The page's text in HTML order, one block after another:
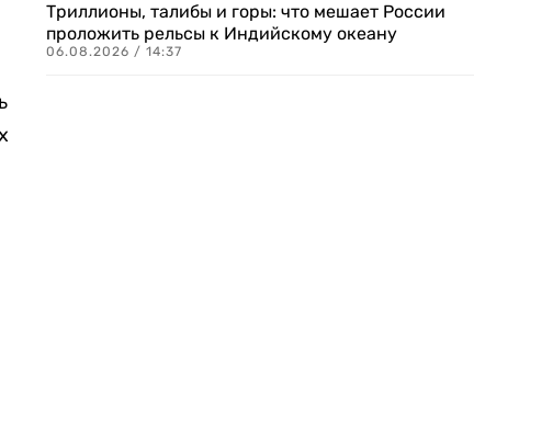
Триллионы, талибы и горы: что мешает России
проложить рельсы к Индийскому океану
06.08.2026 / 14:37